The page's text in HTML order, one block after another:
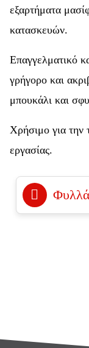
εξαρτήματα
κατασκευών.
Επαγγελματικό
γρήγορο και
μπουκάλι και
Χρήσιμο για την
εργασίας.